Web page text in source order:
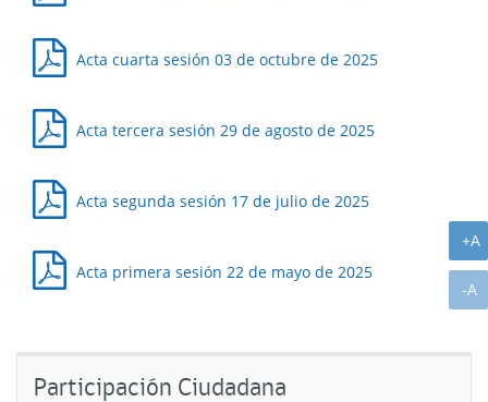
Acta cuarta sesión 03 de octubre de 2025
Acta tercera sesión 29 de agosto de 2025
Acta segunda sesión 17 de julio de 2025
Acta primera sesión 22 de mayo de 2025
Participación Ciudadana
+A
-A